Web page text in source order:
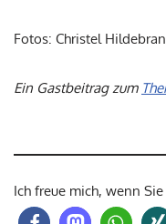
Fotos: Christel
Ein Gastbeitrag zum
Ich freue mich, wenn